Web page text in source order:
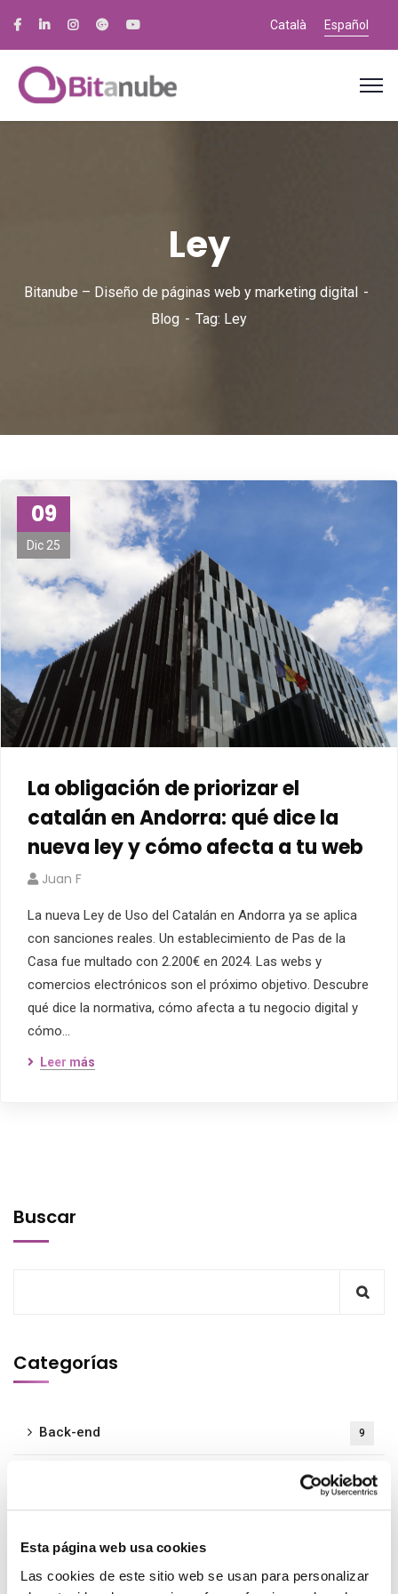
Esta página web usa cookies
Las cookies de este sitio web se usan para personalizar
Català Español
Ley
Bitanube – Diseño de páginas web y marketing digital
Blog
Tag: Ley
09
Dic 25
La obligación de priorizar el
catalán en Andorra: qué dice la
nueva ley y cómo afecta a tu web
Juan F
La nueva Ley de Uso del Catalán en Andorra ya se aplica
con sanciones reales. Un establecimiento de Pas de la
Casa fue multado con 2.200€ en 2024. Las webs y
comercios electrónicos son el próximo objetivo. Descubre
qué dice la normativa, cómo afecta a tu negocio digital y
cómo…
Leer más
Buscar
Categorías
Back-end 9
4
Evento